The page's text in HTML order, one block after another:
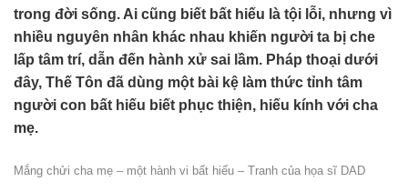
trong đời sống. Ai cũng biết bất hiếu là tội lỗi, nhưng vì
nhiều nguyên nhân khác nhau khiến người ta bị che
lấp tâm trí, dẫn đến hành xử sai lầm. Pháp thoại dưới
đây, Thế Tôn đã dùng một bài kệ làm thức tỉnh tâm
người con bất hiếu biết phục thiện, hiếu kính với cha
mẹ.
Mắng chửi cha mẹ – một hành vi bất hiếu – Tranh của họa sĩ DAD